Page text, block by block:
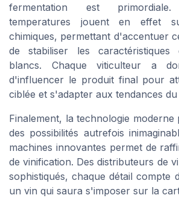
fermentation est
temperatures jouent en effet
chimiques, permettant d'accentuer
de stabiliser les
blancs. Chaque viticulteur a
d'influencer le produit final pour
ciblée et s'adapter aux tendances
Finalement, la technologie
des possibilités autrefois
machines innovantes permet de
de vinification. Desdistributeurs de
sophistiqués, chaque détail compte
un vin qui saura s'imposer sur la